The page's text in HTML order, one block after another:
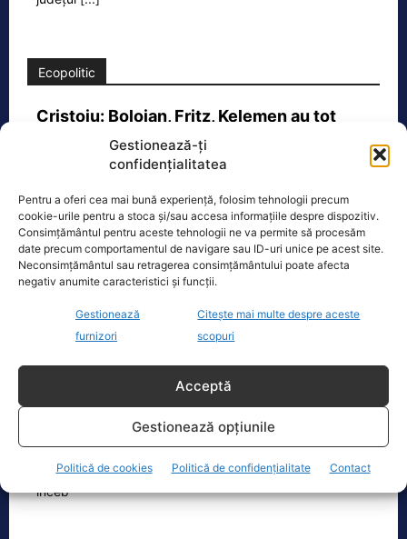
Gestionează-ți
confidențialitatea
Pentru a oferi cea mai bună experiență, folosim tehnologii precum
cookie-urile pentru a stoca și/sau accesa informațiile despre dispozitiv.
Consimțământul pentru aceste tehnologii ne va permite să procesăm
date precum comportamentul de navigare sau ID-uri unice pe acest site.
Neconsimțământul sau retragerea consimțământului poate afecta
negativ anumite caracteristici și funcții.
Gestionează
furnizori
Citește mai multe despre aceste
scopuri
Acceptă
Gestionează opțiunile
Politică de cookies Politică de confidențialitate Contact
Ecopolitic
Cristoiu: Bolojan, Fritz, Kelemen au tot
interesul să blocheze formarea unui…
Ion Cristoiu a lansat, miercuri seară, în
la adresa lui Ilie Bolojan și[...]
Oficiul de Știri
Zilele Ploieștiului, 7-9 august 2026. De la ce oră încep
Zilele Ploieștiului, organizate în
perioada 7-9 august, aduc în centrul
orașului trei seri de concert, un
spectacol impresionant cu drone[...]